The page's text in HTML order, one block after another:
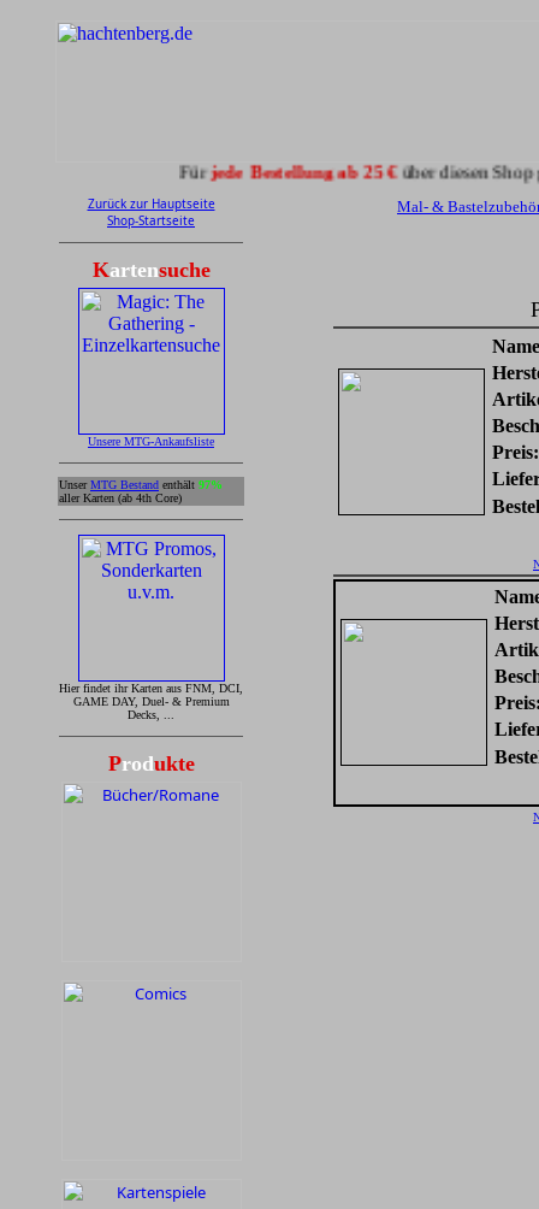
jede Bestellung ab 25 €über diesen Shop gibt es5
Zurück zur Hauptseite
Shop-Startseite
Kartensuche
Unsere MTG-Ankaufsliste
UnserMTG Bestand enthält 97%
aller Karten (ab 4th Core)
Hier findet ihr Karten aus FNM, DCI,
GAME DAY, Duel- & Premium
Decks, ...
Produkte
Mal- &
Preis: